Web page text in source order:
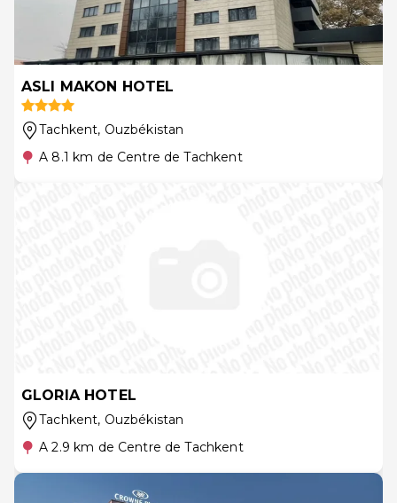
ASLI MAKON HOTEL
Tachkent, Ouzbékistan
A 8.1 km de Centre de Tachkent
GLORIA HOTEL
Tachkent, Ouzbékistan
A 2.9 km de Centre de Tachkent